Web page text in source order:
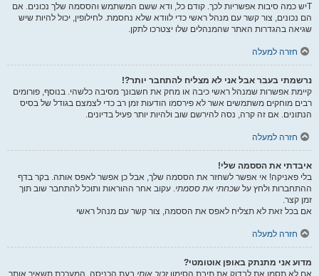
Tיש כמה סיבות אפשריות לכך. קודם כל, ודא ששם המשתמש והססמה שלך נכונים. אם
הם נכונים, צור קשר עם מנהל ראשי כדי לוודא שלא נחסמת. לחילופין, יכול להיות שיש
שגיאה בהגדרות האתר שהמנהלים שלו יצטרכו לתקן.
חזרה למעלה
נרשמתי בעבר אבל אני לא מצליח להתחבר יותר?!
קיימת אפשרות שמנהל ראשי כיבה או מחק את חשבונך מסיבה כלשהי. בנוסף, פורומים
רבים מוחקים משתמשים אשר לא פירסמו הודעות זמן רב כדי לצמצם בגודל של בסיס
הנתונים. אם זה קרה, נסה להירשם שוב ולהיות יותר פעיל בדיונים.
חזרה למעלה
איבדתי את הססמה שלי!
בלי פאניקה! אי אפשר לשחזר את הססמה שלך, אבל כן אפשר לאפס אותה. בקר בדף
ההתחברות ולחץ על שכחתי את ססמתי. עקוב אחר ההוראות ותוכל להתחבר שוב תוך
זמן קצר.
אם בכל זאת לא תצליח לאפס את הססמה, צור קשר עם מנהל ראשי
חזרה למעלה
מדוע אני מתנתק באופן אוטומטי?
אם לא תסמן את לבדוק את תיבת הסימוןזכור אותי בעת הכניסה, המערכת תשאיר אותך